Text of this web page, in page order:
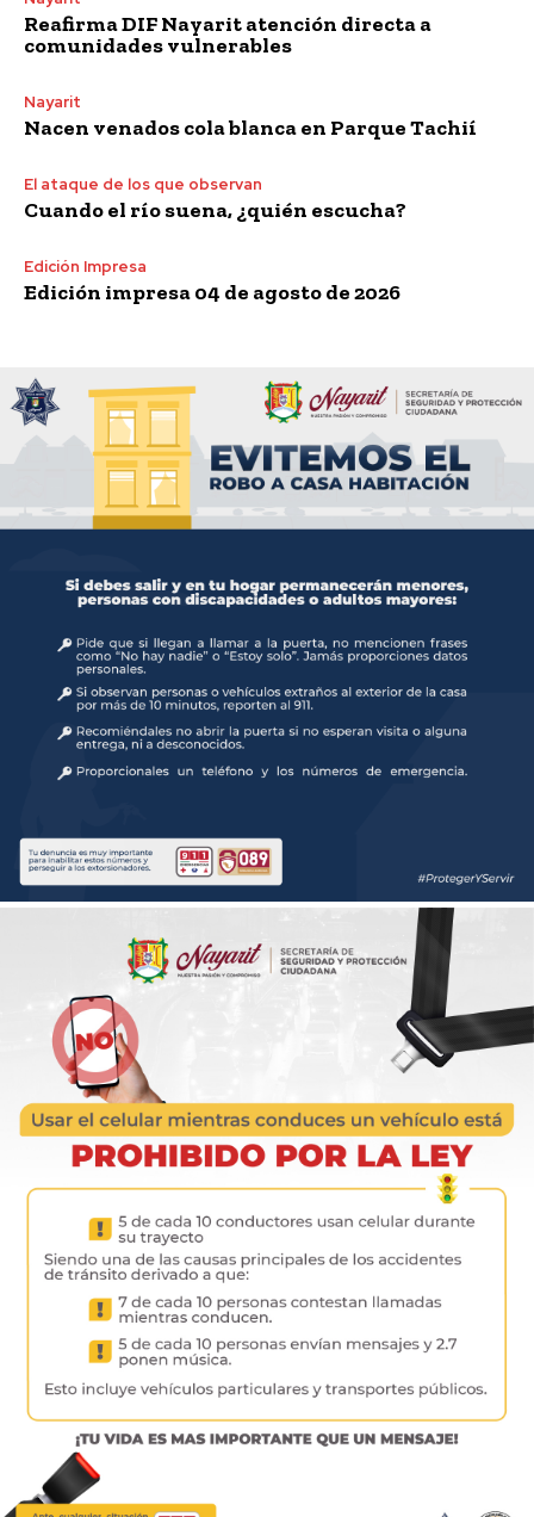
Reafirma DIF Nayarit atención directa a
comunidades vulnerables
Nayarit
Nacen venados cola blanca en Parque Tachií
El ataque de los que observan
Cuando el río suena, ¿quién escucha?
Edición Impresa
Edición impresa 04 de agosto de 2026